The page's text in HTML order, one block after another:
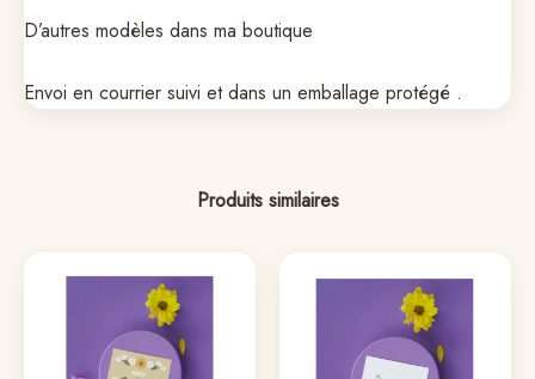
D’autres modèles dans ma boutique
Envoi en courrier suivi et dans un emballage protégé .
Produits similaires